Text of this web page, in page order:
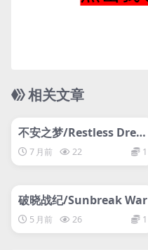
相关文章
不安之梦/Restless Drea
ms7 月前 22 1
破晓战纪/Sunbreak War
5 月前 26 1